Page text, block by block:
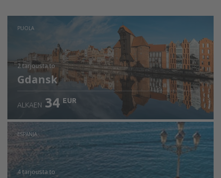
PUOLA
2 tarjousta to
Gdansk
ALKAEN 34 EUR
ESPANJA
4 tarjousta to